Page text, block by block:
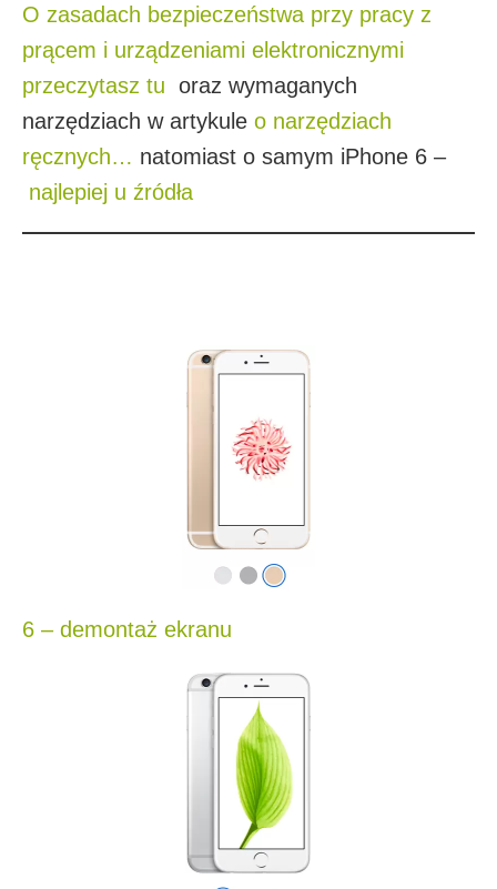
O zasadach bezpieczeństwa przy pracy z
prącem i urządzeniami elektronicznymi
przeczytasz tu oraz wymaganych
narzędziach w artykule o narzędziach
ręcznych… natomiast o samym iPhone 6 –
najlepiej u źródła
6 – demontaż ekranu